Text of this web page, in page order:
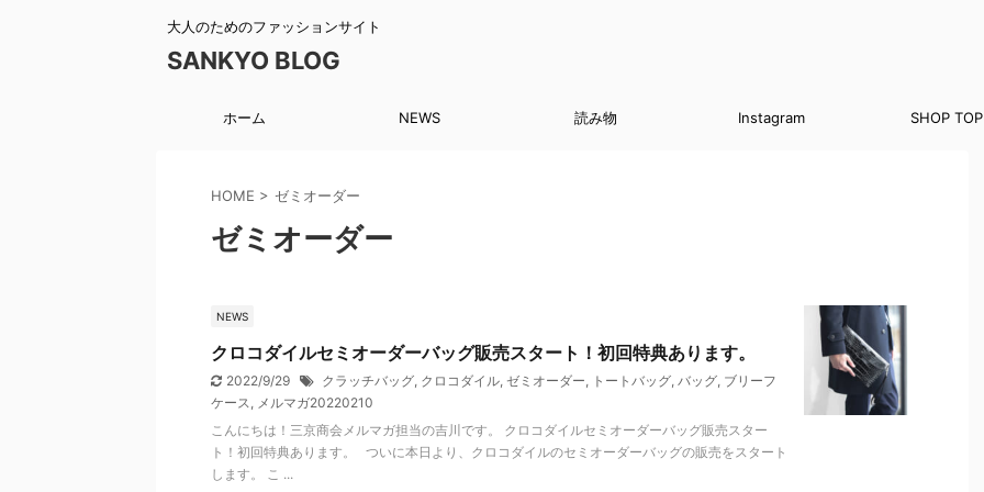
大人のためのファッションサイト
SANKYO BLOG
ホーム NEWS 読み物 Instagram SHOP TOP
HOME > ゼミオーダー
ゼミオーダー
NEWS
クロコダイルセミオーダーバッグ販売スタート！初回特典あります。
2022/9/29 クラッチバッグ, クロコダイル, ゼミオーダー, トートバッグ, バッグ, ブリーフ
ケース, メルマガ20220210
こんにちは！三京商会メルマガ担当の吉川です。 クロコダイルセミオーダーバッグ販売スター
ト！初回特典あります。 ついに本日より、クロコダイルのセミオーダーバッグの販売をスタート
します。 こ ...